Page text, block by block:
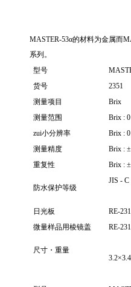
MASTER-53α的材料为金属而
系列。
型号
货号
2351
测量项目
Brix
测量范围
Brix :
zui小分辨率
Brix :
测量精度
Brix :
重复性
Brix :
防水保护等级
JIS -
日光板
RE-
微量样品用棱镜盖
RE-
尺寸 ・ 重量